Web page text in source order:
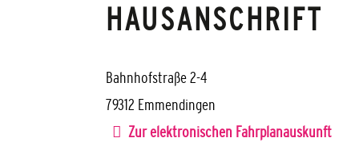
HAUSANSCHRIFT
Bahnhofstraße 2-4
79312 Emmendingen
Zur elektronischen Fahrplanauskunft